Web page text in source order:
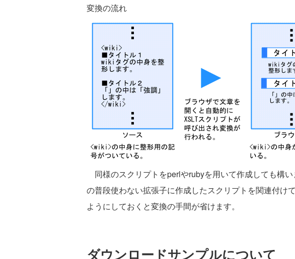
変換の流れ
同様のスクリプトをperlやrubyを用いて作成しても構
の普段使わない拡張子に作成したスクリプトを関連付け
ようにしておくと変換の手間が省けます。
ダウンロードサンプルについて